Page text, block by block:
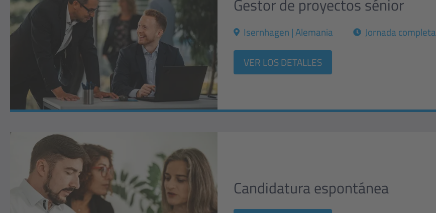
Gestor de proyectos sénior
Isernhagen | Alemania Jornada completa
VER LOS DETALLES
Candidatura espontánea